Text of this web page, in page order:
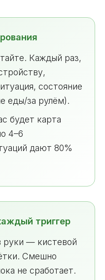
Каждый раз,
состояние
еды/за рулём).
будет карта
4–6
дают 80%
триггер
руки — кистевой
Смешно
не сработает.